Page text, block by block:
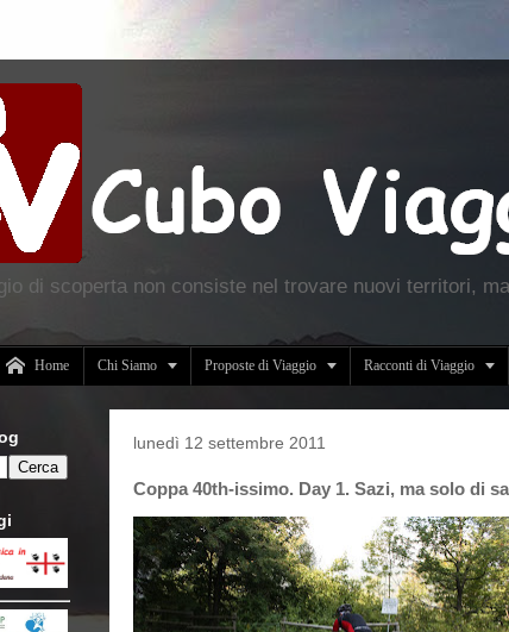
di scoperta non consiste nel trovare nuovi territori,
 Home Chi Siamo  Proposte di Viaggio  Racconti di Viaggio 
lunedì 12 settembre 2011
Coppa 40th-issimo. Day 1. Sazi, ma solo di